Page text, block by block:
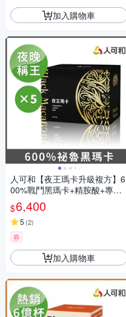
加入購物車
人可和【夜王瑪卡升級複方】6
00%戰鬥黑瑪卡+精胺酸+專利
蕉活因子+透納葉+南非醉茄｜
維持生殖機能遠勝武倍對策｜
永豐集團
$6,400
5 (2)
券
加入購物車